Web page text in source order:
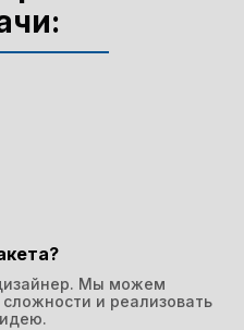
Мы можем
и реализовать